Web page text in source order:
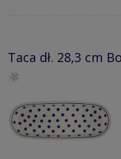
Taca dł. 28,3 cm